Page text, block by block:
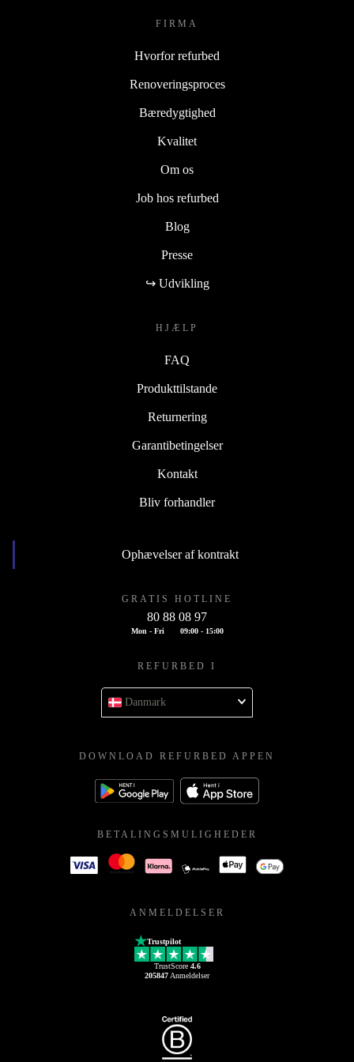
FIRMA
Hvorfor refurbed
Renoveringsproces
Bæredygtighed
Kvalitet
Om os
Job hos refurbed
Blog
Presse
↪ Udvikling
HJÆLP
FAQ
Produkttilstande
Returnering
Garantibetingelser
Kontakt
Bliv forhandler
Ophævelser af kontrakt
GRATIS HOTLINE
80 88 08 97
Mon - Fri 09:00 - 15:00
REFURBED I
Danmark
DOWNLOAD REFURBED APPEN
BETALINGSMULIGHEDER
ANMELDELSER
Trustpilot
TrustScore 4.6
205847 Anmeldelser